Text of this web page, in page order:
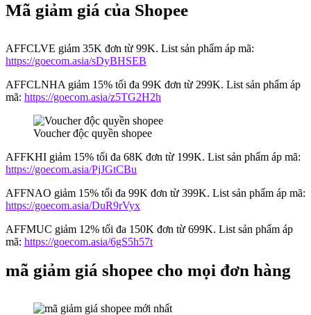
Mã giảm giá của Shopee
AFFCLVE giảm 35K đơn từ 99K. List sản phẩm áp mã:
https://goecom.asia/sDyBHSEB
AFFCLNHA giảm 15% tối đa 99K đơn từ 299K. List sản phẩm áp
mã: https://goecom.asia/z5TG2H2h
Voucher độc quyền shopee
AFFKHI giảm 15% tối đa 68K đơn từ 199K. List sản phẩm áp mã:
https://goecom.asia/PjJGtCBu
AFFNAO giảm 15% tối đa 99K đơn từ 399K. List sản phẩm áp mã:
https://goecom.asia/DuR9rVyx
AFFMUC giảm 12% tối đa 150K đơn từ 699K. List sản phẩm áp
mã: https://goecom.asia/6gS5h57t
mã giảm giá shopee cho mọi đơn hàng